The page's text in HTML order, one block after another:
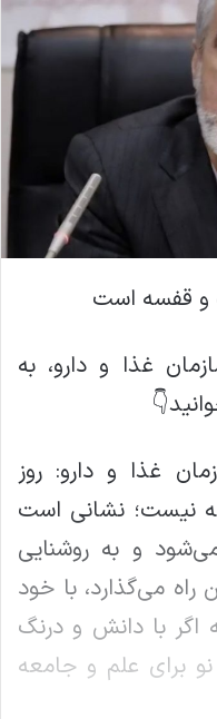
و قفسه است
غذا و دارو، به
غذا و دارو: روز
نیست؛ نشانی است
و به روشنایی
می‌گذارد، با خود
اگر با دانش و درنگ
برای علم و جامعه